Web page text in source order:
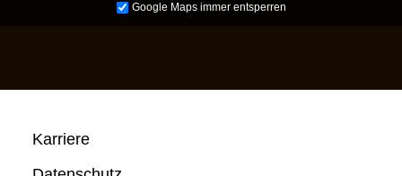
Google Maps immer entsperren
Karriere